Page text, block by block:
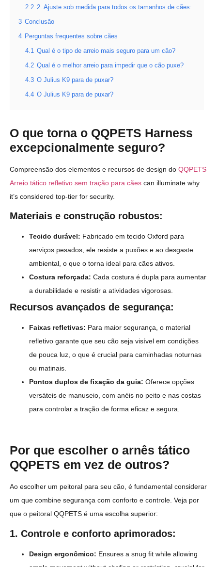
2.2 2. Ajuste sob medida para todos os tamanhos de cães:
3 Conclusão
4 Perguntas frequentes sobre cães
4.1 Qual é o tipo de arreio mais seguro para um cão?
4.2 Qual é o melhor arreio para impedir que o cão puxe?
4.3 O Julius K9 para de puxar?
4.4 O Julius K9 para de puxar?
O que torna o QQPETS Harness
excepcionalmente seguro?
Compreensão dos elementos e recursos de design do QQPETS
Arreio tático refletivo sem tração para cães can illuminate why
it’s considered top-tier for security.
Materiais e construção robustos:
Tecido durável: Fabricado em tecido Oxford para
serviços pesados, ele resiste a puxões e ao desgaste
ambiental, o que o torna ideal para cães ativos.
Costura reforçada: Cada costura é dupla para aumentar
a durabilidade e resistir a atividades vigorosas.
Recursos avançados de segurança:
Faixas refletivas: Para maior segurança, o material
refletivo garante que seu cão seja visível em condições
de pouca luz, o que é crucial para caminhadas noturnas
ou matinais.
Pontos duplos de fixação da guia: Oferece opções
versáteis de manuseio, com anéis no peito e nas costas
para controlar a tração de forma eficaz e segura.
Por que escolher o arnês tático
QQPETS em vez de outros?
Ao escolher um peitoral para seu cão, é fundamental considerar
um que combine segurança com conforto e controle. Veja por
que o peitoral QQPETS é uma escolha superior:
1. Controle e conforto aprimorados:
Design ergonômico: Ensures a snug fit while allowing